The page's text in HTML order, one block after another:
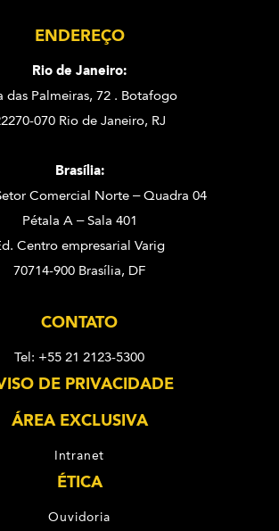
ENDEREÇO
Rio de Janeiro:
das Palmeiras, 72 . Botafogo
070 Rio de Janeiro, RJ
Brasília:
Comercial Norte – Quadra 04
Pétala A – Sala 401
Centro empresarial Varig
70714-900 Brasília, DF
CONTATO
Tel: +55 21 2123-5300
DE PRIVACIDADE
ÁREA EXCLUSIVA
Intranet
ÉTICA
Ouvidoria